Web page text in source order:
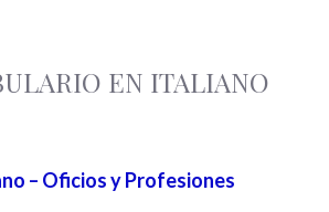
EN ITALIANO
– Oficios y Profesiones